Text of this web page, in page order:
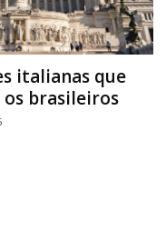
italianas que
brasileiros